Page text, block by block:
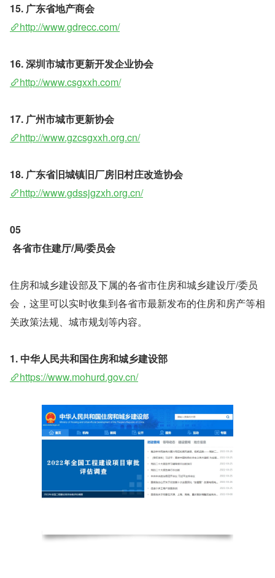
15. 广东省地产商会
http://www.gdrecc.com/
16. 深圳市城市更新开发企业协会
http://www.csgxxh.com/
17. 广州市城市更新协会
http://www.gzcsgxxh.org.cn/
18. 广东省旧城镇旧厂房旧村庄改造协会
http://www.gdssjgzxh.org.cn/
05
各省市住建厅/局/委员会
住房和城乡建设部及下属的各省市住房和城乡建设厅/委员
会，这里可以实时收集到各省市最新发布的住房和房产等相
关政策法规、城市规划等内容。
1. 中华人民共和国住房和城乡建设部
https://www.mohurd.gov.cn/